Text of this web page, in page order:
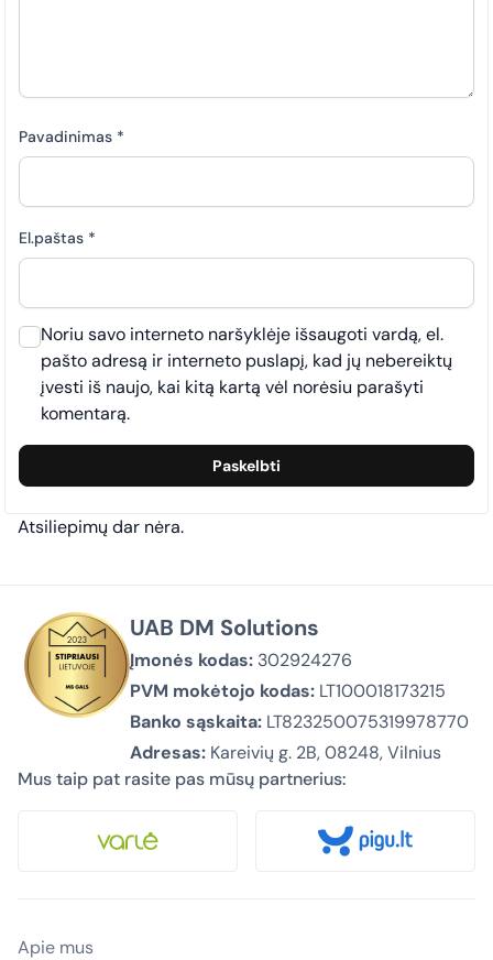
Atsiliepimų dar nėra.
Pavadinimas *
El.paštas *
Noriu savo interneto naršyklėje išsaugoti vardą, el.
pašto adresą ir interneto puslapį, kad jų nebereiktų
įvesti iš naujo, kai kitą kartą vėl norėsiu parašyti
komentarą.
UAB DM Solutions
Įmonės kodas: 302924276
PVM mokėtojo kodas: LT100018173215
Banko sąskaita: LT823250075319978770
Adresas: Kareivių g. 2B, 08248, Vilnius
Mus taip pat rasite pas mūsų partnerius:
Apie mus